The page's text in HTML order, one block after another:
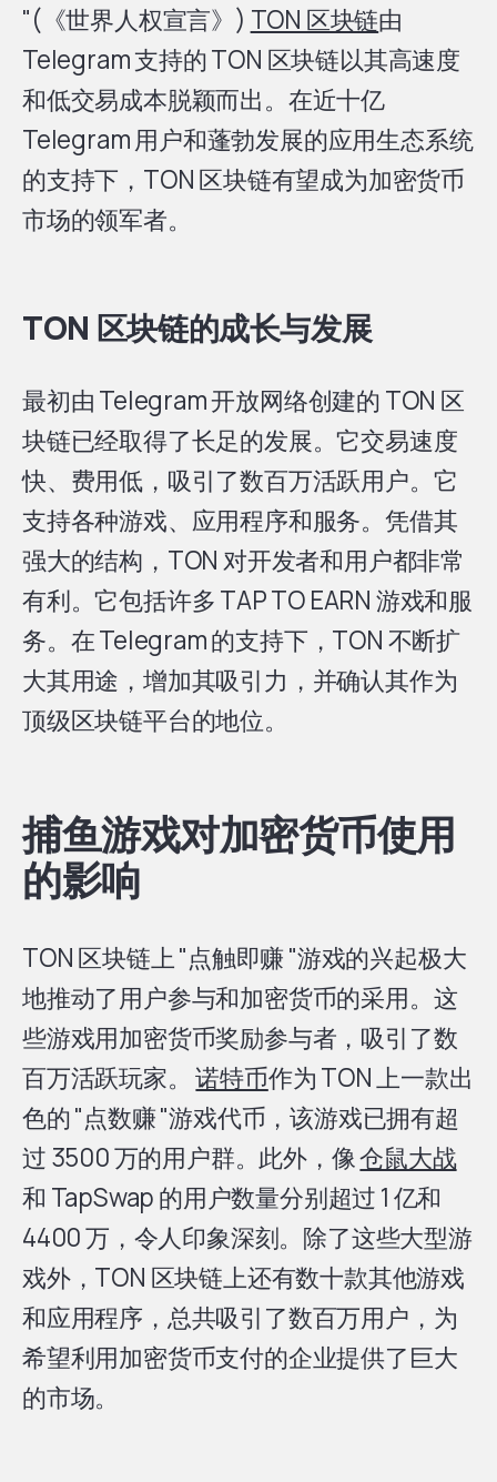
"(《世界人权宣言》) TON 区块链由
Telegram 支持的 TON 区块链以其高速度
和低交易成本脱颖而出。在近十亿
Telegram 用户和蓬勃发展的应用生态系统
的支持下，TON 区块链有望成为加密货币
市场的领军者。
TON 区块链的成长与发展
最初由 Telegram 开放网络创建的 TON 区
块链已经取得了长足的发展。它交易速度
快、费用低，吸引了数百万活跃用户。它
支持各种游戏、应用程序和服务。凭借其
强大的结构，TON 对开发者和用户都非常
有利。它包括许多 TAP TO EARN 游戏和服
务。在 Telegram 的支持下，TON 不断扩
大其用途，增加其吸引力，并确认其作为
顶级区块链平台的地位。
捕鱼游戏对加密货币使用
的影响
TON 区块链上 "点触即赚 "游戏的兴起极大
地推动了用户参与和加密货币的采用。这
些游戏用加密货币奖励参与者，吸引了数
百万活跃玩家。诺特币作为 TON 上一款出
色的 "点数赚 "游戏代币，该游戏已拥有超
过 3500 万的用户群。此外，像仓鼠大战
和 TapSwap 的用户数量分别超过 1 亿和
4400 万，令人印象深刻。除了这些大型游
戏外，TON 区块链上还有数十款其他游戏
和应用程序，总共吸引了数百万用户，为
希望利用加密货币支付的企业提供了巨大
的市场。